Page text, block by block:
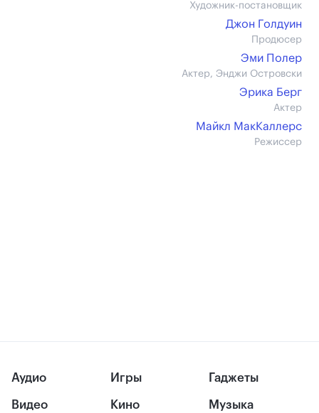
Художник-постановщик
Джон Голдуин
Продюсер
Эми Полер
Актер, Энджи Островски
Эрика Берг
Актер
Майкл МакКаллерс
Режиссер
Аудио
Видео
Игры
Кино
Гаджеты
Музыка